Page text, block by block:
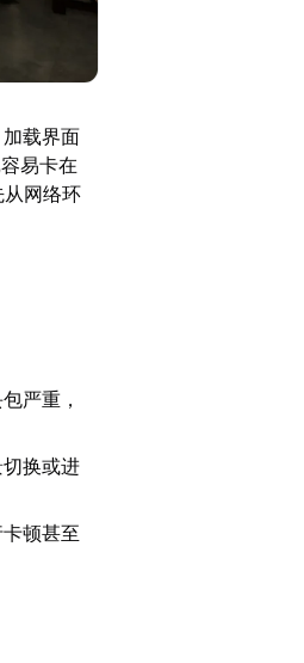
载界面
易卡在
从网络环
严重，
换或进
顿甚至